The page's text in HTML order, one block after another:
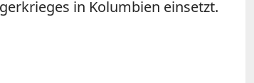
in Kolumbien einsetzt.